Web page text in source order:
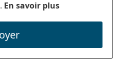
En savoir plus